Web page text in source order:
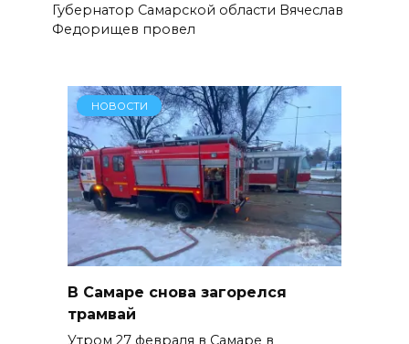
Губернатор Самарской области Вячеслав
Федорищев провел
НОВОСТИ
В Самаре снова загорелся
трамвай
Утром 27 февраля в Самаре в